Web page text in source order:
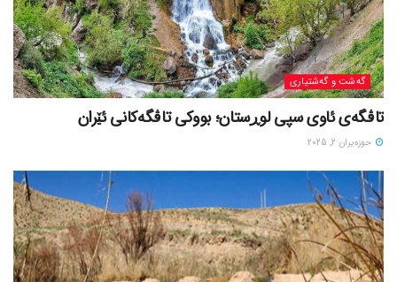
گه‌شت و گه‌شتیاری
تاڤگەی ئاوی سپی لوڕستان؛ بووکی تاڤگەکانی ئێران
حوزه‌یران 2, 2025